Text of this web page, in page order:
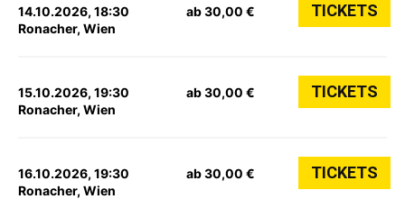
14.10.2026, 18:30
Ronacher, Wien
ab 30,00 € TICKETS
15.10.2026, 19:30
Ronacher, Wien
ab 30,00 € TICKETS
16.10.2026, 19:30
Ronacher, Wien
ab 30,00 € TICKETS